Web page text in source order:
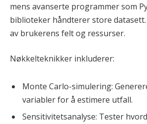
mens avanserte programmer som
biblioteker håndterer store
av brukerens felt og ressurser.
Nøkkelteknikker inkluderer:
Monte Carlo-simulering:
variabler for å estimere utfall.
Sensitivitetsanalyse: Tester